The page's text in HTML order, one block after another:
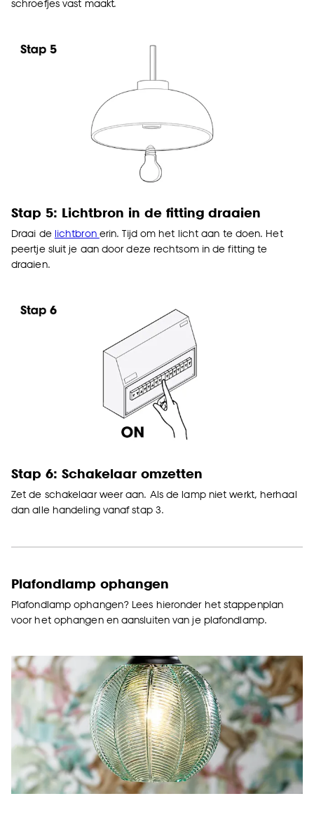
schroefjes vast maakt.
Stap 5: Lichtbron in de fitting draaien
Draai de lichtbron erin. Tijd om het licht aan te doen. Het
peertje sluit je aan door deze rechtsom in de fitting te
draaien.
Stap 6: Schakelaar omzetten
Zet de schakelaar weer aan. Als de lamp niet werkt, herhaal
dan alle handeling vanaf stap 3.
Plafondlamp ophangen
Plafondlamp ophangen? Lees hieronder het stappenplan
voor het ophangen en aansluiten van je plafondlamp.